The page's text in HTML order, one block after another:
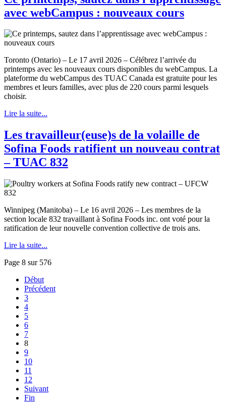
avec webCampus : nouveaux cours
Toronto (Ontario) – Le 17 avril 2026 – Célébrez l’arrivée du
printemps avec les nouveaux cours disponibles du webCampus. La
plateforme du webCampus des TUAC Canada est gratuite pour les
membres et leurs familles, avec plus de 220 cours parmi lesquels
choisir.
Lire la suite...
Les travailleur(euse)s de la volaille de
Sofina Foods ratifient un nouveau contrat
– TUAC 832
Winnipeg (Manitoba) – Le 16 avril 2026 – Les membres de la
section locale 832 travaillant à Sofina Foods inc. ont voté pour la
ratification de leur nouvelle convention collective de trois ans.
Lire la suite...
Page 8 sur 576
Début
Précédent
3
4
5
6
7
8
9
10
11
12
Suivant
Fin